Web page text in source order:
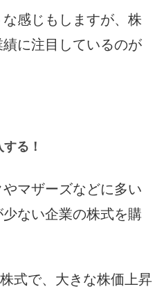
感じもしますが、株
に注目しているのが
る！
マザーズなどに多い
ない企業の株式を購
式で、大きな株価上昇